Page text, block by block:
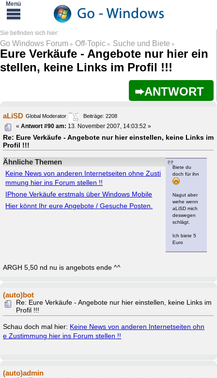
Go Windows Forum » Off-Topic » Suche und Biete »
Eure Verkäufe - Angebote nur hier ein
stellen, keine Links im Profil !!!
ANTWORT
aLiSD Global Moderator Beiträge: 2208
Re: Eure Verkäufe - Angebote nur hier einstellen, keine Links im
Profil !!!
«Antwort #90 am: 13. November 2007, 14:03:52 »
Ähnliche Themen
Keine News von anderen Internetseiten ohne Zusti
mmung hier ins Forum stellen !!
IPhone Verkäufe erstmals über Windows Mobile
Hier könnt Ihr eure Angebote / Gesuche Posten.
Biete du
doch für ihn
Nagut aber
wehe wenn
aLiSD mich
deswegen
schlägt.
Ich biete 5
Euro
ARGH 5,50 nd nu is angebots ende ^^
(auto)bot
Re: Eure Verkäufe - Angebote nur hier einstellen, keine Links im
Profil !!!
Schau doch mal hier: Keine News von anderen Internetseiten ohn
e Zustimmung hier ins Forum stellen !!
(auto)admin